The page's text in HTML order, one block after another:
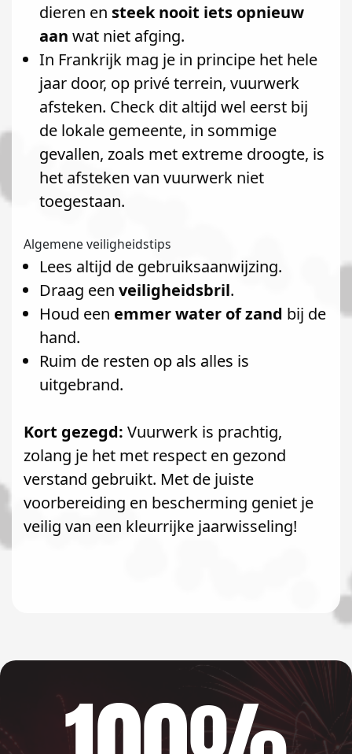
dieren en steek nooit iets opnieuw
aan wat niet afging.
In Frankrijk mag je in principe het hele
jaar door, op privé terrein, vuurwerk
afsteken. Check dit altijd wel eerst bij
de lokale gemeente, in sommige
gevallen, zoals met extreme droogte, is
het afsteken van vuurwerk niet
toegestaan.
Algemene veiligheidstips
Lees altijd de gebruiksaanwijzing.
Draag een veiligheidsbril.
Houd een emmer water of zand bij de
hand.
Ruim de resten op als alles is
uitgebrand.
Kort gezegd: Vuurwerk is prachtig,
zolang je het met respect en gezond
verstand gebruikt. Met de juiste
voorbereiding en bescherming geniet je
veilig van een kleurrijke jaarwisseling!